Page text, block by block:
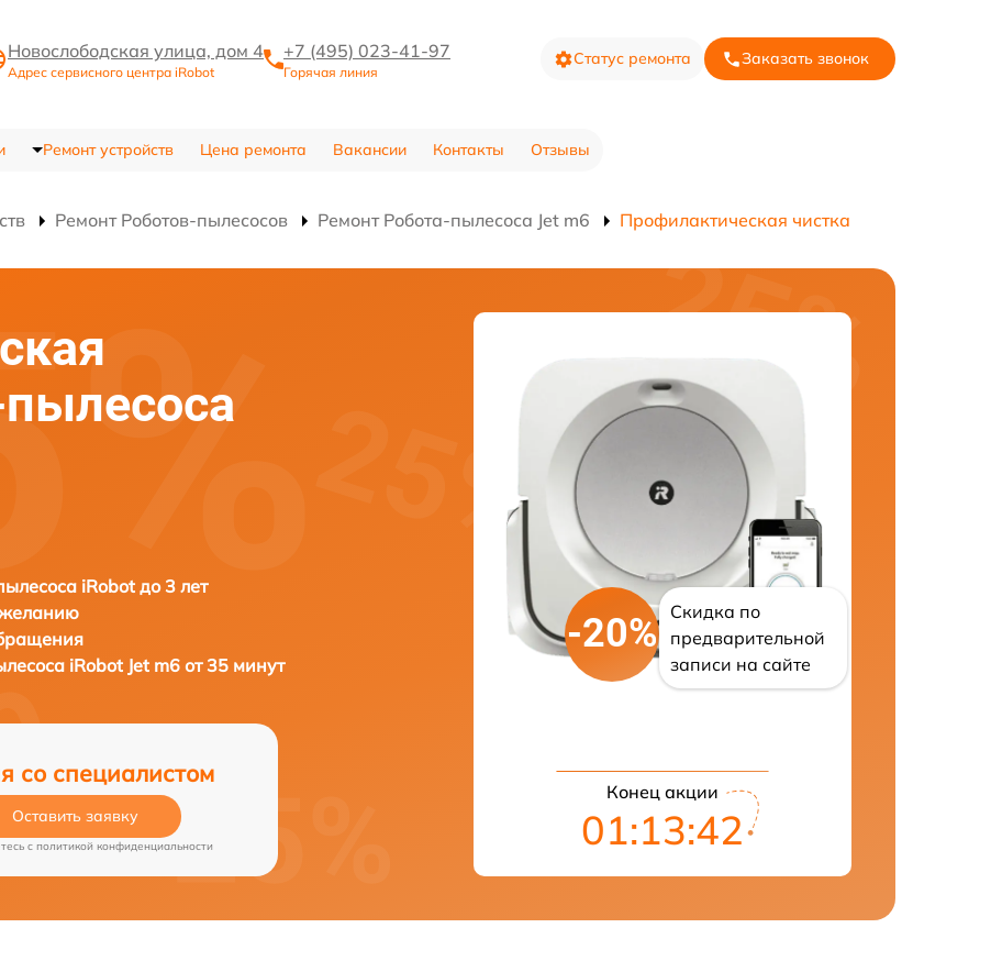
Новослободская улица, дом 4
Адрес сервисного центра iRobot
+7 (495) 023-41-97
Горячая линия
Статус ремонта Заказать звонок
Ремонт устройств Цена ремонта Вакансии Контакты Отзывы
Ремонт Роботов-пылесосов Ремонт Робота-пылесоса Jet m6 Профилактическая чистка
iRobot до 3 лет
iRobot Jet m6 от 35 минут
со специалистом
Оставить заявку
c политикой конфиденциальности
-20%
Скидка по
предварительной
записи на сайте
Конец акции
01:13:42